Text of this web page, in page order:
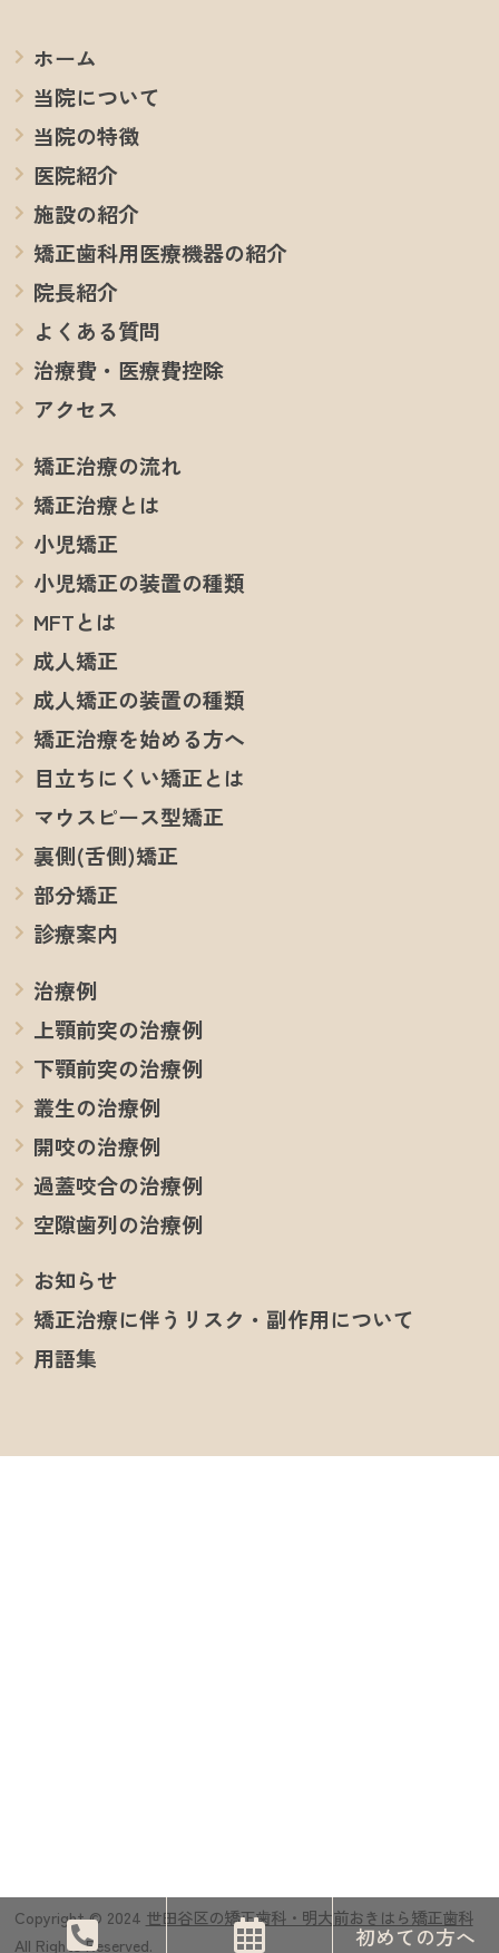
ホーム
当院について
当院の特徴
医院紹介
施設の紹介
矯正歯科用医療機器の紹介
院長紹介
よくある質問
治療費・医療費控除
アクセス
矯正治療の流れ
矯正治療とは
小児矯正
小児矯正の装置の種類
MFTとは
成人矯正
成人矯正の装置の種類
矯正治療を始める方へ
目立ちにくい矯正とは
マウスピース型矯正
裏側(舌側)矯正
部分矯正
診療案内
治療例
上顎前突の治療例
下顎前突の治療例
叢生の治療例
開咬の治療例
過蓋咬合の治療例
空隙歯列の治療例
お知らせ
矯正治療に伴うリスク・副作用について
用語集
初めての方へ
Copyright © 2024 世田谷区の矯正歯科・明大前おきはら矯正歯科
All Rights Reserved.